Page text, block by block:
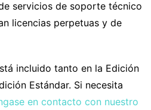
servicios de soporte técnico
licencias perpetuas y de
incluido tanto en la Edición
Estándar. Si necesita
en contacto con nuestro